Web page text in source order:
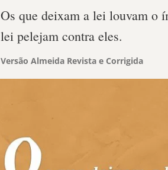
Os que deixam a lei louvam o
lei pelejam contra eles.
Versão Almeida Revista e Corrigida